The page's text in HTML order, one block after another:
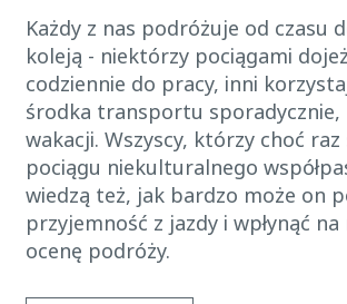
Każdy z nas podróżuje od czasu
koleją - niektórzy pociągami
codziennie do pracy, inni
środka transportu sporadycznie,
wakacji. Wszyscy, którzy choć
pociągu niekulturalnego
wiedzą też, jak bardzo może on
przyjemność z jazdy i wpłynąć
ocenę podróży.